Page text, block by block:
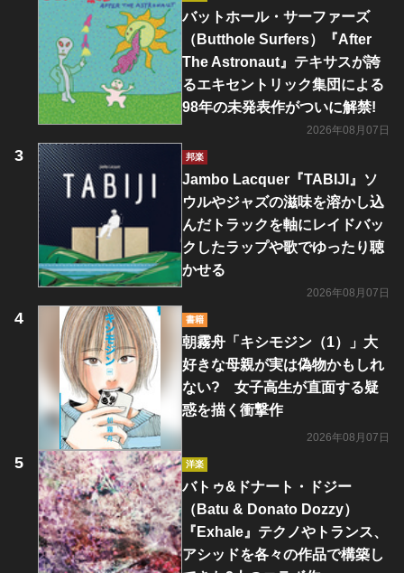
バットホール・サーファーズ
（Butthole Surfers）『After
The Astronaut』テキサスが誇
るエキセントリック集団による
98年の未発表作がついに解禁!
2026年08月07日
邦楽
Jambo Lacquer『TABIJI』ソ
ウルやジャズの滋味を溶かし込
んだトラックを軸にレイドバッ
クしたラップや歌でゆったり聴
かせる
2026年08月07日
書籍
朝霧舟「キシモジン（1）」大
好きな母親が実は偽物かもしれ
ない? 女子高生が直面する疑
惑を描く衝撃作
2026年08月07日
洋楽
バトゥ&ドナート・ドジー
（Batu & Donato Dozzy）
『Exhale』テクノやトランス、
アシッドを各々の作品で構築し